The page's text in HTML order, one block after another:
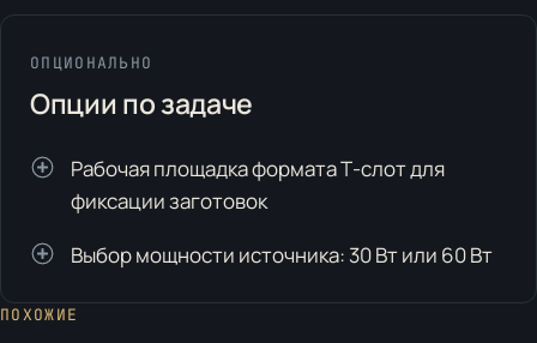
ОПЦИОНАЛЬНО
Опции по задаче
Рабочая площадка формата Т-слот для
фиксации заготовок
Выбор мощности источника: 30 Вт или 60 Вт
ПОХОЖИЕ